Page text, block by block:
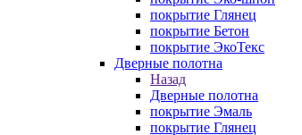
покрытие Глянец
покрытие Бетон
покрытие ЭкоТекс
Дверные полотна
Назад
Дверные полотна
покрытие Эмаль
покрытие Глянец